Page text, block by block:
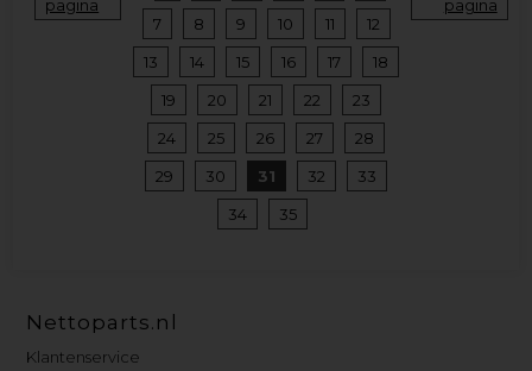
pagina
7
8 9 10 11
12
13
14 15 16 17
18
19
20 21 22
23
24
25 26 27
28
29
30 31 32
33
34
35
pagina
Nettoparts.nl
Klantenservice